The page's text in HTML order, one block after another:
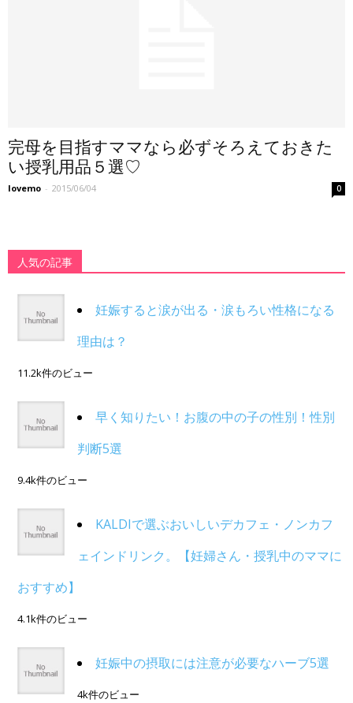
完母を目指すママなら必ずそろえておきた
い授乳用品５選♡
lovemo - 2015/06/04 0
人気の記事
妊娠すると涙が出る・涙もろい性格になる
理由は？
11.2k件のビュー
早く知りたい！お腹の中の子の性別！性別
判断5選
9.4k件のビュー
KALDIで選ぶおいしいデカフェ・ノンカフ
ェインドリンク。【妊婦さん・授乳中のママに
おすすめ】
4.1k件のビュー
妊娠中の摂取には注意が必要なハーブ5選
4k件のビュー